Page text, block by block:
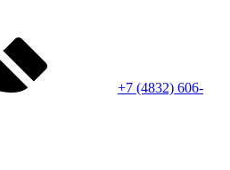
+7 (4832) 606-